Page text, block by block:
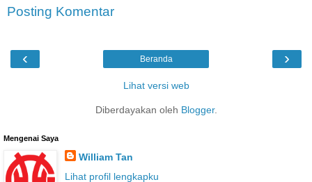
Posting Komentar
‹ ›
Beranda
Lihat versi web
Diberdayakan oleh Blogger.
Mengenai Saya
William Tan
Lihat profil lengkapku